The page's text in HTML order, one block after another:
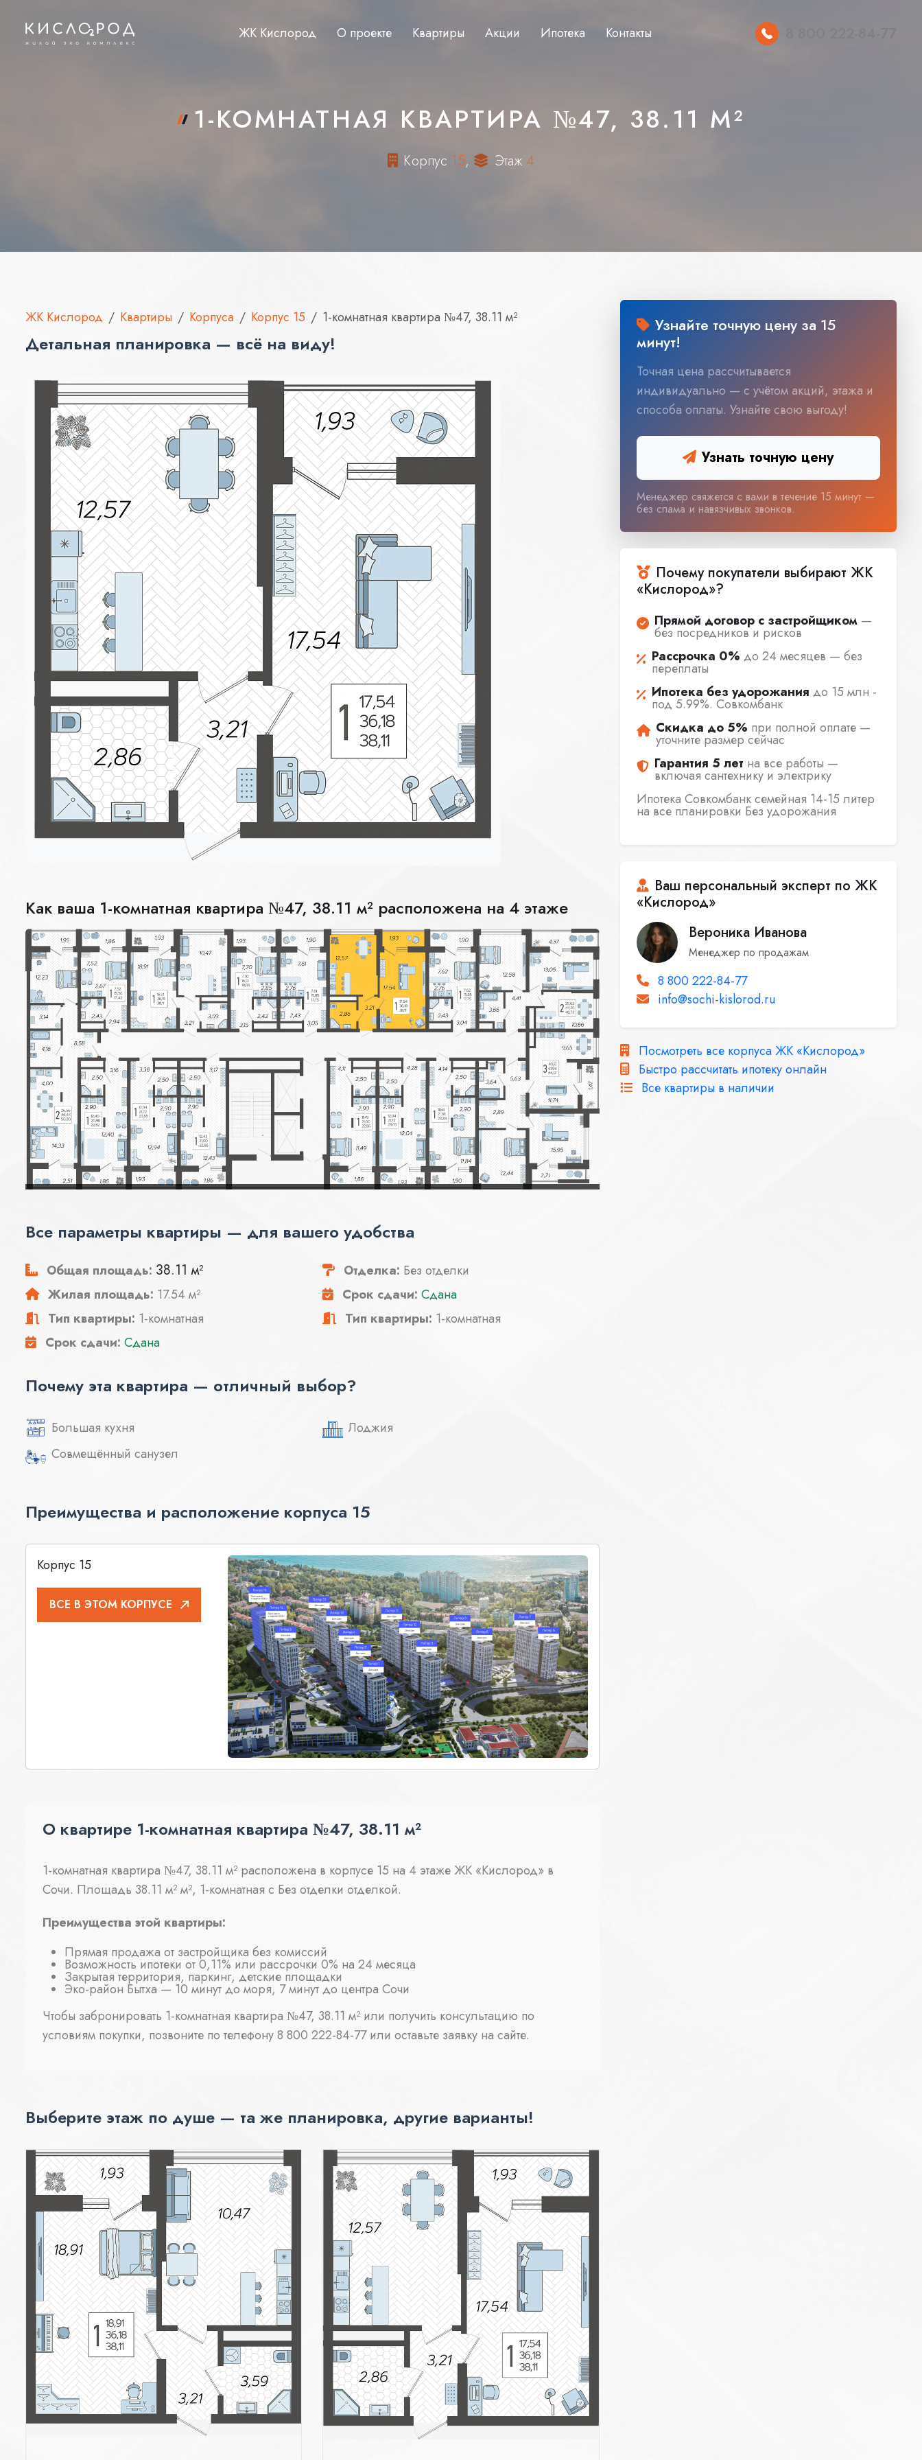
ЖК Кислород О проекте Квартиры Акции Ипотека Контакты
1-КОМНАТНАЯ КВАРТИРА №47, 38.11 М²
Корпус 15, Этаж 4
ЖК Кислород Квартиры Корпуса Корпус 15 1-комнатная квартира №47, 38.11 м²
Детальная планировка — всё на виду!
Как ваша 1-комнатная квартира №47, 38.11 м² расположена на 4 этаже
Все параметры квартиры — для вашего удобства
Общая площадь: 38.11 м²
Жилая площадь: 17.54 м²
Тип квартиры: 1-комнатная
Срок сдачи: Сдана
Отделка: Без отделки
Срок сдачи: Сдана
Тип квартиры: 1-комнатная
Почему эта квартира — отличный выбор?
Большая кухня
Лоджия
Совмещённый санузел
Преимущества и расположение корпуса 15
Корпус 15
ВСЕ В ЭТОМ КОРПУСЕ
О квартире 1-комнатная квартира №47, 38.11 м²
1-комнатная квартира №47, 38.11 м² расположена в корпусе 15 на 4 этаже ЖК «Кислород» в
Сочи. Площадь 38.11 м² м², 1-комнатная с Без отделки отделкой.
Преимущества этой квартиры:
Прямая продажа от застройщика без комиссий
Возможность ипотеки от 0,11% или рассрочки 0% на 24 месяца
Закрытая территория, паркинг, детские площадки
Эко-район Бытха — 10 минут до моря, 7 минут до центра Сочи
Чтобы забронировать 1-комнатная квартира №47, 38.11 м² или получить консультацию по
условиям покупки, позвоните по телефону 8 800 222-84-77 или оставьте заявку на сайте.
Выберите этаж по душе — та же планировка, другие варианты!
Узнайте точную цену за 15
минут!
Точная цена рассчитывается
индивидуально — с учётом акций, этажа и
способа оплаты. Узнайте свою выгоду!
Узнать точную цену
Менеджер свяжется с вами в течение 15 минут —
без спама и навязчивых звонков.
Почему покупатели выбирают ЖК
«Кислород»?
Прямой договор с застройщиком—
без посредников и рисков
Рассрочка 0% до 24 месяцев — без
переплаты
Ипотека без удорожания до 15 млн -
под 5.99%. Совкомбанк
Скидка до 5% при полной оплате —
уточните размер сейчас
Гарантия 5 лет на все работы —
включая сантехнику и электрику
Ипотека Совкомбанк семейная 14-15 литер
на все планировки Без удорожания
Ваш персональный эксперт по ЖК
«Кислород»
Вероника Иванова
Менеджер по продажам
8 800 222-84-77
info@sochi-kislorod.ru
Посмотреть все корпуса ЖК «Кислород»
Быстро рассчитать ипотеку онлайн
Все квартиры в наличии